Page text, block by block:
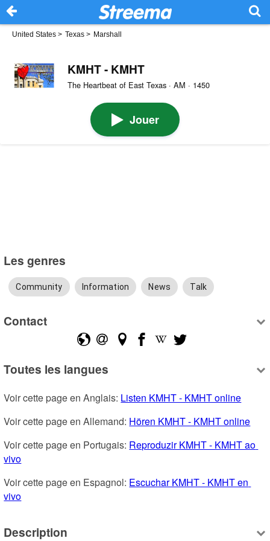
United States > Texas > Marshall
KMHT - KMHT
The Heartbeat of East Texas · AM · 1450
Jouer
Les genres
Community Information News Talk
Contact
Toutes les langues
Voir cette page en Anglais: Listen KMHT - KMHT online
Voir cette page en Allemand: Hören KMHT - KMHT online
Voir cette page en Portugais: Reproduzir KMHT - KMHT ao
vivo
Voir cette page en Espagnol: Escuchar KMHT - KMHT en
vivo
Description